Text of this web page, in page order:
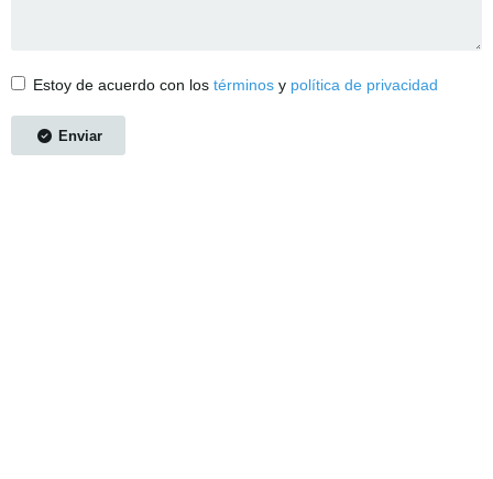
Estoy de acuerdo con los términos y política de privacidad
Enviar